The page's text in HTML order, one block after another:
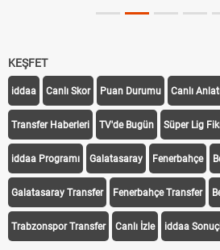
KEŞFET
iddaa Canlı Skor Puan Durumu Canlı
Transfer Haberleri TV'de Bugün Süper Lig
iddaa Programı Galatasaray Fenerbahçe
Galatasaray Transfer Fenerbahçe Transfer
Trabzonspor Transfer Canlı İzle iddaa